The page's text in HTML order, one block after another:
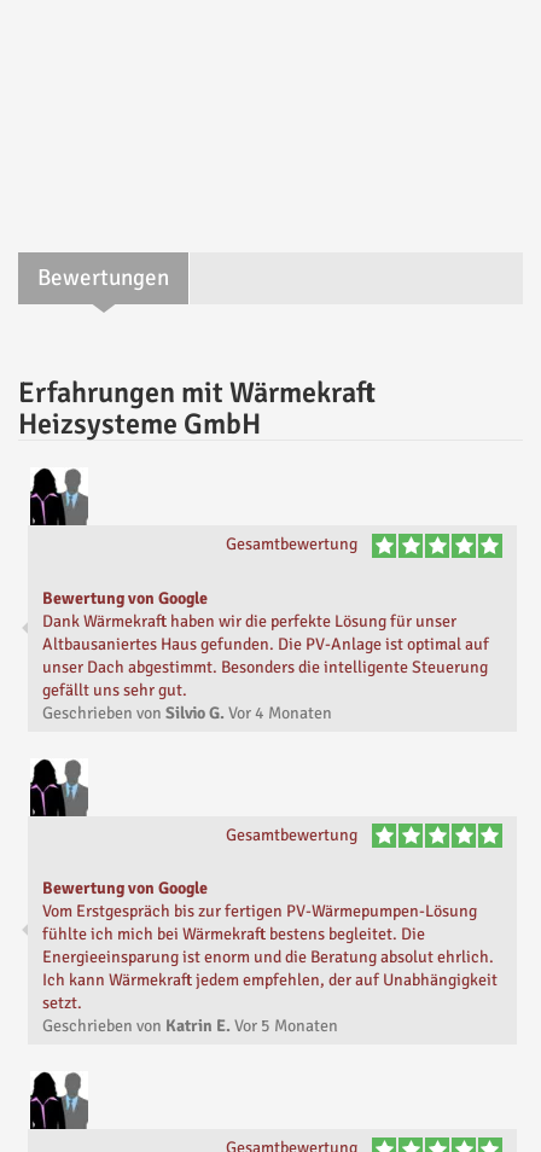
Bewertungen
Erfahrungen mit Wärmekraft
Heizsysteme GmbH
Gesamtbewertung
Bewertung von Google
Dank Wärmekraft haben wir die perfekte Lösung für unser
Altbausaniertes Haus gefunden. Die PV-Anlage ist optimal auf
unser Dach abgestimmt. Besonders die intelligente Steuerung
gefällt uns sehr gut.
Geschrieben von Silvio G. Vor4 Monaten
Gesamtbewertung
Bewertung von Google
Vom Erstgespräch bis zur fertigen PV-Wärmepumpen-Lösung
fühlte ich mich bei Wärmekraft bestens begleitet. Die
Energieeinsparung ist enorm und die Beratung absolut ehrlich.
Ich kann Wärmekraft jedem empfehlen, der auf Unabhängigkeit
setzt.
Geschrieben von Katrin E. Vor 5 Monaten